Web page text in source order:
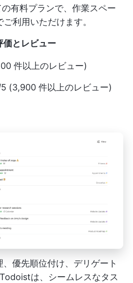
有料プランで、作業スペー
利用いただけます。
価とレビュー
件以上のレビュー)
(3,900 件以上のレビュー)
優先順位付け、デリゲート
Todoistは、シームレスなタス